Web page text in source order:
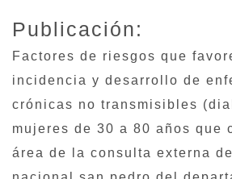
Publicación:
Factores de riesgos que
incidencia y desarrollo de
crónicas no transmisibles
mujeres de 30 a 80 años que
área de la consulta externa